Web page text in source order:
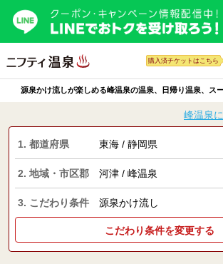
購入済チケットはこちら
源泉かけ流しが楽しめる峰温泉の温泉、日帰り温泉、ス
峰温泉
1. 都道府県 東海 / 静岡県
2. 地域・市区郡 河津 / 峰温泉
3. こだわり条件 源泉かけ流し
こだわり条件を変更する